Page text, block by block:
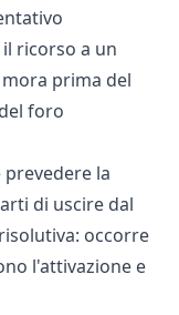
ricorso a un
prima del
foro
prevedere la
di uscire dal
occorre
l'attivazione e